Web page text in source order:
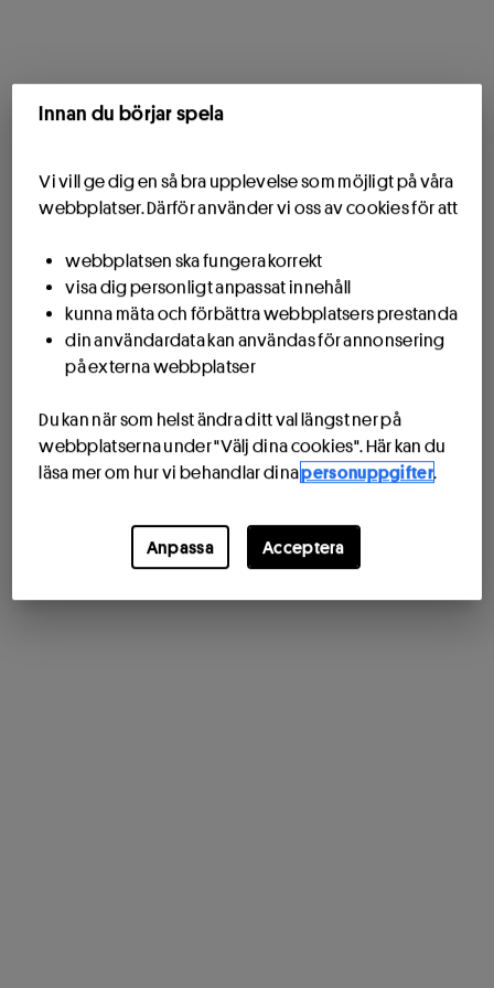
Innan du börjar spela
Vi vill ge dig en så bra upplevelse som möjligt på våra
webbplatser. Därför använder vi oss av cookies för att
webbplatsen ska fungera korrekt
visa dig personligt anpassat innehåll
kunna mäta och förbättra webbplatsers prestanda
din användardata kan användas för annonsering
på externa webbplatser
Du kan när som helst ändra ditt val längst ner på
webbplatserna under "Välj dina cookies". Här kan du
läsa mer om hur vi behandlar dinapersonuppgifter.
Anpassa Acceptera